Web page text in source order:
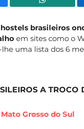
hostels brasileiros
em sites como o
uma lista dos 6
A TROCO
Grosso do Sul